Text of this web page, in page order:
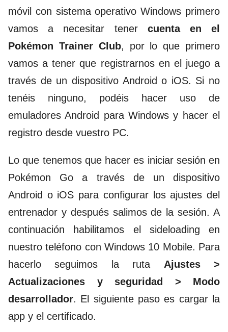
móvil con sistema operativo Windows primero
vamos a necesitar tener cuenta en el
Pokémon Trainer Club, por lo que primero
vamos a tener que registrarnos en el juego a
través de un dispositivo Android o iOS. Si no
tenéis ninguno, podéis hacer uso de
emuladores Android para Windows y hacer el
registro desde vuestro PC.
Lo que tenemos que hacer es iniciar sesión en
Pokémon Go a través de un dispositivo
Android o iOS para configurar los ajustes del
entrenador y después salimos de la sesión. A
continuación habilitamos el sideloading en
nuestro teléfono con Windows 10 Mobile. Para
hacerlo seguimos la ruta Ajustes >
Actualizaciones y seguridad > Modo
desarrollador. El siguiente paso es cargar la
app y el certificado.